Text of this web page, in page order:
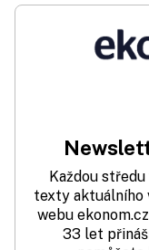
Každou
texty aktuálního
webu
33 let